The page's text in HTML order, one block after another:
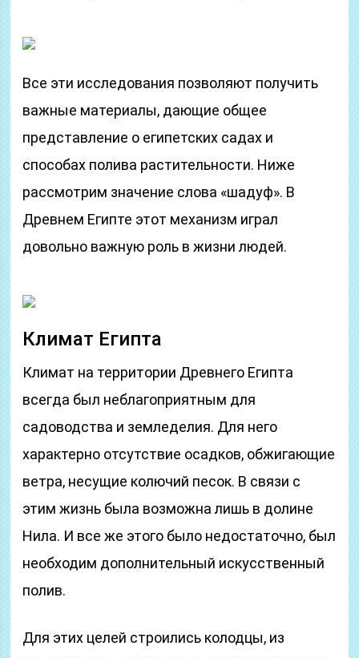
Все эти исследования позволяют получить
важные материалы, дающие общее
представление о египетских садах и
способах полива растительности. Ниже
рассмотрим значение слова «шадуф». В
Древнем Египте этот механизм играл
довольно важную роль в жизни людей.
Климат Египта
Климат на территории Древнего Египта
всегда был неблагоприятным для
садоводства и земледелия. Для него
характерно отсутствие осадков, обжигающие
ветра, несущие колючий песок. В связи с
этим жизнь была возможна лишь в долине
Нила. И все же этого было недостаточно, был
необходим дополнительный искусственный
полив.
Для этих целей строились колодцы, из